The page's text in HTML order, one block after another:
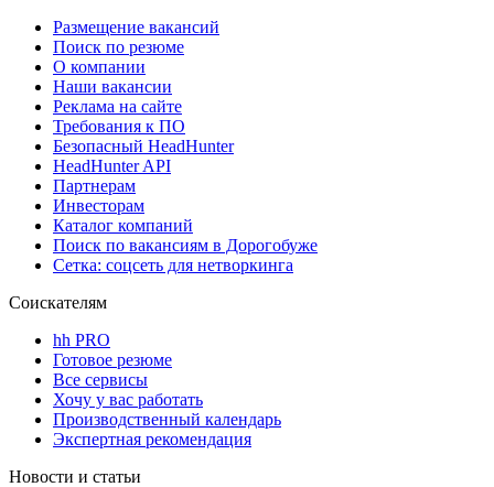
Размещение вакансий
Поиск по резюме
О компании
Наши вакансии
Реклама на сайте
Требования к ПО
Безопасный HeadHunter
HeadHunter API
Партнерам
Инвесторам
Каталог компаний
Поиск по вакансиям в Дорогобуже
Сетка: соцсеть для нетворкинга
Соискателям
hh PRO
Готовое резюме
Все сервисы
Хочу у вас работать
Производственный календарь
Экспертная рекомендация
Новости и статьи